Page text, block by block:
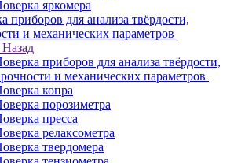
яркомера
приборов для анализа твёрдости,
и механических параметров
Назад
приборов для анализа твёрдости,
и механических параметров
копра
порозиметра
пресса
релаксометра
твердомера